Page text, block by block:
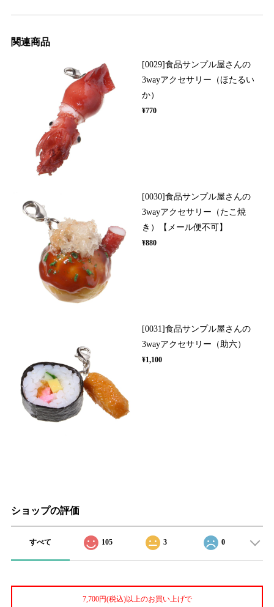
関連商品
[0029]食品サンプル屋さんの
3wayアクセサリー（ほたるい
か）
¥770
[0030]食品サンプル屋さんの
3wayアクセサリー（たこ焼
き）【メール便不可】
¥880
[0031]食品サンプル屋さんの
3wayアクセサリー（助六）
¥1,100
ショップの評価
すべて 105 3 0
7,700円(税込)以上のお買い上げで